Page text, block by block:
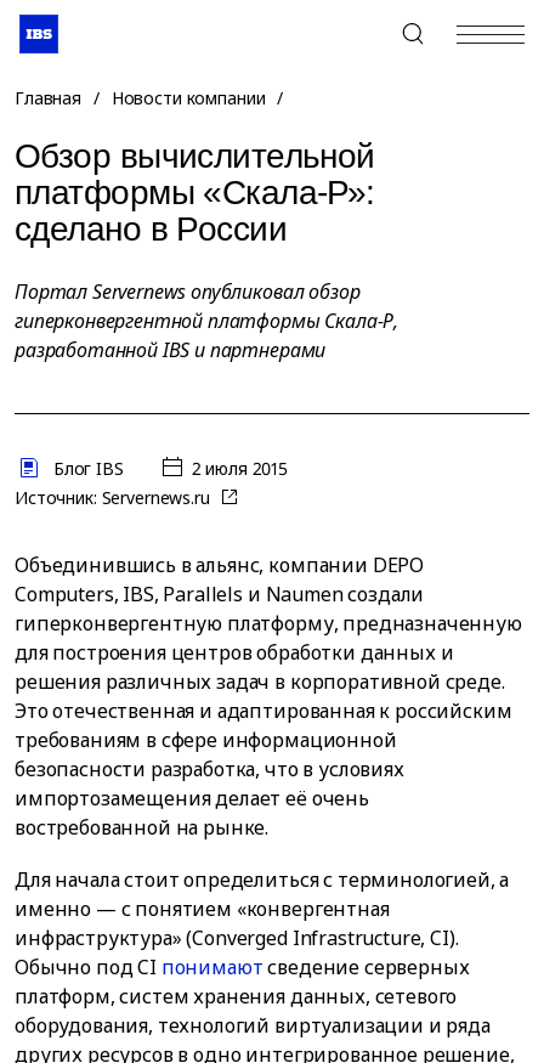
+7 (495) 967-80-80
Главная / Новости компании /
Обзор вычислительной
платформы «Скала-Р»:
сделано в России
Портал Servernews опубликовал обзор
гиперконвергентной платформы Cкала-Р,
разработанной IBS и партнерами
Блог IBS
2 июля 2015
Источник: Servernews.ru
Объединившись в альянс, компании DEPO
Computers, IBS, Parallels и Naumen создали
гиперконвергентную платформу, предназначенную
для построения центров обработки данных и
решения различных задач в корпоративной среде.
Это отечественная и адаптированная к российским
требованиям в сфере информационной
безопасности разработка, что в условиях
импортозамещения делает её очень
востребованной на рынке.
Для начала стоит определиться с терминологией, а
именно — с понятием «конвергентная
инфраструктура» (Converged Infrastructure, CI).
Обычно под CI понимаютсведение серверных
платформ, систем хранения данных, сетевого
оборудования, технологий виртуализации и ряда
других ресурсов в одно интегрированное решение,